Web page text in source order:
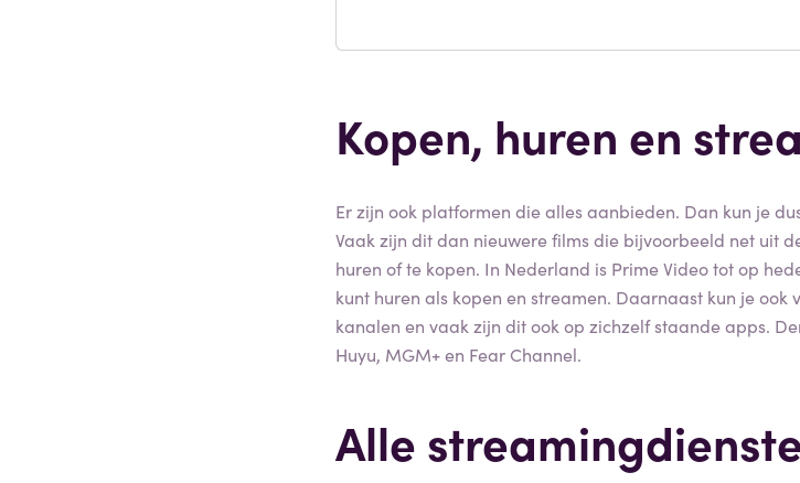
Kopen, huren en
Er zijn ook platformen die alles aanbieden. Dan kun je
Vaak zijn dit dan nieuwere films die bijvoorbeeld net uit
huren of te kopen. In Nederland is Prime Video tot op
kunt huren als kopen en streamen. Daarnaast kun je
kanalen en vaak zijn dit ook op zichzelf staande apps.
Huyu, MGM+ en Fear Channel.
Alle